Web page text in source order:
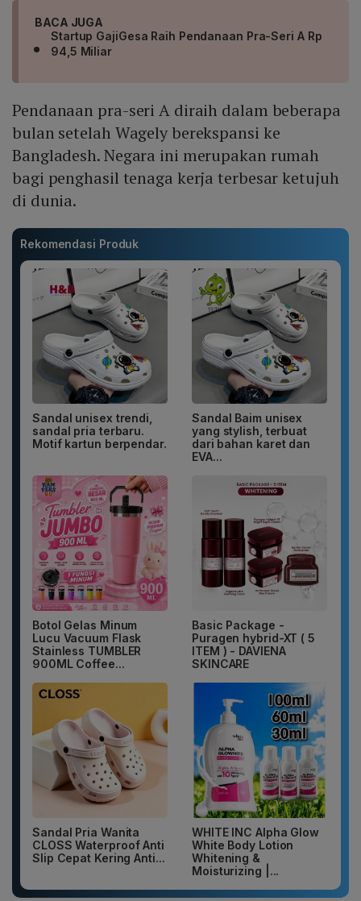
BACA JUGA
Startup GajiGesa Raih Pendanaan Pra-Seri A Rp
94,5 Miliar
Pendanaan pra-seri A diraih dalam beberapa
bulan setelah Wagely berekspansi ke
Bangladesh. Negara ini merupakan rumah
bagi penghasil tenaga kerja terbesar ketujuh
di dunia.
Rekomendasi Produk
Sandal unisex trendi,
sandal pria terbaru.
Motif kartun berpendar.
Sandal Baim unisex
yang stylish, terbuat
dari bahan karet dan
EVA...
Botol Gelas Minum
Lucu Vacuum Flask
Stainless TUMBLER
900ML Coffee...
Basic Package -
Puragen hybrid-XT ( 5
ITEM ) - DAVIENA
SKINCARE
Sandal Pria Wanita
CLOSS Waterproof Anti
Slip Cepat Kering Anti...
WHITE INC Alpha Glow
White Body Lotion
Whitening &
Moisturizing |...